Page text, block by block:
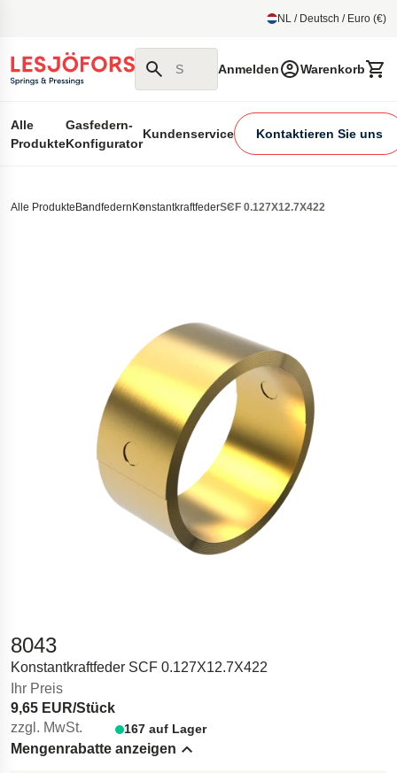
NL / Deutsch / Euro (€)
Suchen Sie auf unserer Website
Anmelden Warenkorb
Alle
Produkte
Gasfedern-
Konfigurator
Kundenservice Kontaktieren Sie uns
Alle Produkte Bandfedern KonstantkraftfederSCF 0.127X12.7X422
8043
Konstantkraftfeder SCF 0.127X12.7X422
Ihr Preis
9,65 EUR/Stück
zzgl. MwSt.
167 auf Lager
Mengenrabatte anzeigen
Hide content